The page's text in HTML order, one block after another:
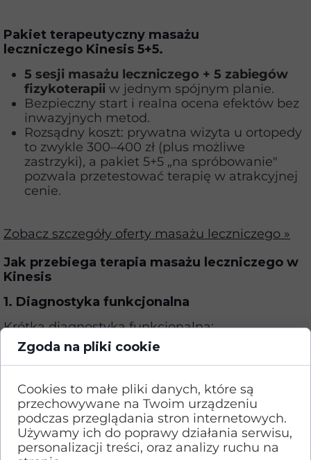
Pakiet terapeutyczny masażu
leczniczego Kinesis 5+5.
5 sesji masażu leczniczego + 5 zabiegów
fizykoterapii w jednym spójnym planie.
Bezpieczny start i realna ocena efektów bez
inwazyjnych metod.
Rozsądny koszt: prywatna wizyta u ortopedy
to zwykle 300–400 zł (plus możliwe
zastrzyki), a pakiet 5+5 „na spróbowanie"
pozwala przetestować terapię w atrakcyjnej
cenie.
Zobacz szczegóły oferty masażu leczniczego »
Jak przebiega terapia masażu leczniczego w
Kinesis
1. Diagnostyka funkcjonalna
Krótka diagnostyka funkcjonalna:
identyfikujemy wzorce napięć i priorytety pracy.
2. Masaż leczniczy tkanek głębokich
Precyzyjnymasaż tkanek głębokichi praca
manualna: normalizujemy napięcie i
poprawiamy ruch tkanek.
3. Fizykoterapia uzupełniająca
Zgoda na pliki cookie
Cookies to małe pliki danych, które są
przechowywane na Twoim urządzeniu
podczas przeglądania stron internetowych.
Używamy ich do poprawy działania serwisu,
personalizacji treści, oraz analizy ruchu na